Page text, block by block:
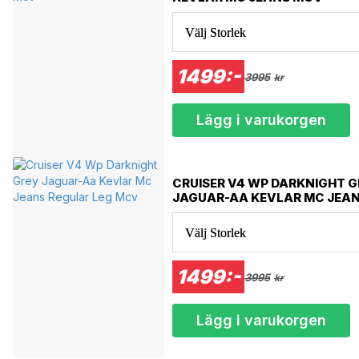
Välj Storlek
1499:- 3995 kr
Lägg i varukorgen
CRUISER V4 WP DARKNIGHT
JAGUAR-AA KEVLAR MC
LEG MCV
Välj Storlek
1499:- 3995 kr
Lägg i varukorgen